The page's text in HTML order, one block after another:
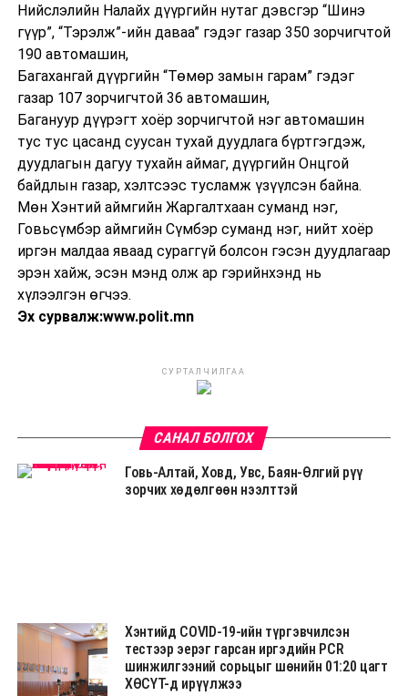
Нийслэлийн Налайх дүүргийн нутаг дэвсгэр “Шинэ
гүүр”, “Тэрэлж”-ийн даваа” гэдэг газар 350 зорчигчтой
190 автомашин,
Багахангай дүүргийн “Төмөр замын гарам” гэдэг
газар 107 зорчигчтой 36 автомашин,
Багануур дүүрэгт хоёр зорчигчтой нэг автомашин
тус тус цасанд суусан тухай дуудлага бүртгэгдэж,
дуудлагын дагуу тухайн аймаг, дүүргийн Онцгой
байдлын газар, хэлтсээс тусламж үзүүлсэн байна.
Мөн Хэнтий аймгийн Жаргалтхаан суманд нэг,
Говьсүмбэр аймгийн Сүмбэр суманд нэг, нийт хоёр
иргэн малдаа яваад сураггүй болсон гэсэн дуудлагаар
эрэн хайж, эсэн мэнд олж ар гэрийнхэнд нь
хүлээлгэн өгчээ.
Эх сурвалж:www.polit.mn
СУРТАЛЧИЛГАА
САНАЛ БОЛГОХ
Говь-Алтай, Ховд, Увс, Баян-Өлгий рүү
зорчих хөдөлгөөн нээлттэй
Хэнтийд COVID-19-ийн түргэвчилсэн
тестээр эерэг гарсан иргэдийн PCR
шинжилгээний сорьцыг шөнийн 01:20 цагт
ХӨСҮТ-д ирүүлжээ